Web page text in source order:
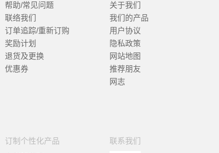
帮助/常见问题
联络我们
订单追踪/重新订购
奖励计划
退货及更换
优惠券
关于我们
我们的产品
用户协议
隐私政策
网站地图
推荐朋友
网志
订制个性化产品
联系我们